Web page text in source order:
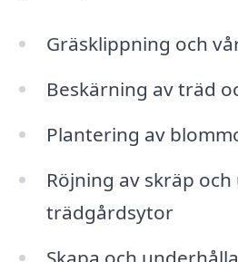
Gräsklippning och
Beskärning av träd
Plantering av
Röjning av skräp
trädgårdsytor